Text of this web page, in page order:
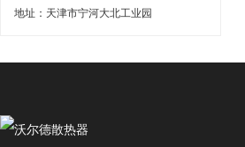
地址：天津市宁河大北工业园